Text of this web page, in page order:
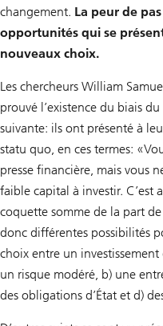
changement. La peur de
opportunités qui se
nouveaux choix.
Les chercheurs William
prouvé l’existence du biais
suivante: ils ont présenté à
statu quo, en ces termes:
presse financière, mais vous
faible capital à investir. C’est
coquette somme de la part
donc différentes possibilités
choix entre un
un risque modéré, b) une
des obligations d’État et d)